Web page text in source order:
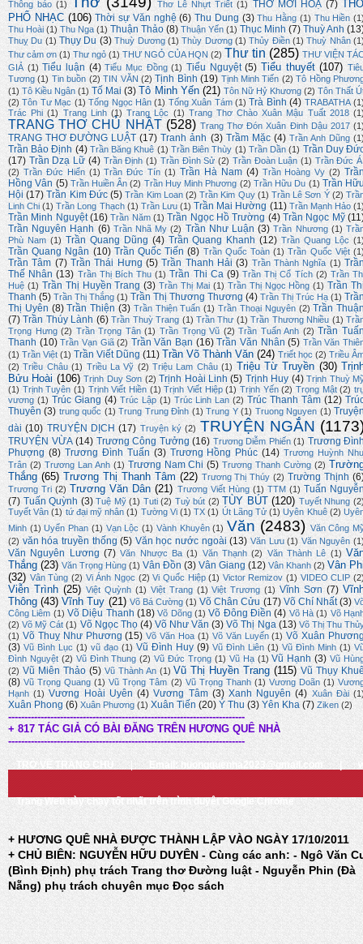
Thông báo (1) Thơ Lê Nhựt Triết (1) THƠ MỜI HOẠ (7)
PHỔ NHẠC (106) Thời sự Văn nghệ (6) Thu Dung (3) Thu Hằng (1) Thu Hiền
Thu Hoài (1) Thu Nga (1) Thuận Thảo (8) Thuận Yến (1) Thục Minh (7) Thuỳ Anh
Thuỵ Du (1) Thụy Du (3) Thuỳ Dương (1) Thùy Dương (1) Thủy Điền (1) Thuỳ Nhân
Thư cảm ơn (1) Thư ngỏ (1) THƯ NGỎ CỦA HQN (2) Thư tin (285) THƯ VIỆN
GIẢ (1) Tiểu luận (4) Tiểu Mục Đồng (1) Tiểu Nguyệt (5) Tiểu thuyết (107)
Tương (1) Tin buồn (2) TIN VĂN (2) Tịnh Bình (19) Tịnh Minh Tiến (2) Tô Hồng
(1) Tô Kiều Ngân (1) Tố Mai (3) Tô Minh Yến (21) Tôn Nữ Hỷ Khương (2) Tôn Thất
(2) Tôn Tư Mạc (1) Tống Ngọc Hân (1) Tống Xuân Tám (1) Trà Bình (4) TRABATHA
Trác Phi (1) Trang Linh (1) Trang Lộc (1) Trang Thơ Chào Xuân Mậu Tuất 2018
TRANG THƠ CHỦ NHẬT (528) Trang Thơ Đón Xuân Đinh Dậu 2017
TRANG THƠ ĐƯỜNG LUẬT (17) Tranh ảnh (3) Trầm Mặc (4) Trần Anh Dũng
Trần Bảo Định (4) Trần Băng Khuê (1) Trần Biên Thùy (1) Trần Dần (1) Trần Duy
(17) Trần Dzạ Lữ (4) Trần Định (1) Trần Đình Sử (2) Trần Đoàn Luận (1) Trần Đức
(2) Trần Đức Hiển (1) Trần Đức Tín (1) Trần Hà Nam (4) Trần Hoàng Vy (2)
Hồng Vân (5) Trần Huiền Ân (2) Trần Huy Minh Phương (2) Trần Hữu Du (1) Trần
Hội (17) Trần Kim Đức (5) Trần Kim Loan (2) Trần Kim Quy (1) Trần Lê Sơn Ý (2)
Linh Chi (1) Trần Long Thạch (1) Trần Lưu (1) Trần Mai Hường (11) Trần Mạnh Hảo
Trần Minh Nguyệt (16) Trần Năm (1) Trần Ngọc Hồ Trường (4) Trần Ngọc Mỹ
Trần Nguyên Hạnh (6) Trần Nhã My (2) Trần Như Luận (3) Trần Nhương (1)
Phù Nam (1) Trần Quang Dũng (4) Trần Quang Khanh (12) Trần Quang Lộc
Trần Quang Ngân (10) Trần Quốc Tiến (8) Trần Quốc Toàn (1) Trần Quốc Việt
Trần Tâm (7) Trần Thái Hưng (5) Trần Thanh Hải (3) Trần Thành Nghĩa (1)
Thế Nhân (13) Trần Thị Bích Thu (1) Trần Thi Ca (9) Trần Thị Cổ Tích (2) Trần
Huệ (1) Trần Thị Huyền Trang (3) Trần Thị Mai (1) Trần Thị Ngọc Hồng (1) Trần
Thanh (5) Trần Thị Thắng (1) Trần Thị Thương Thương (4) Trần Thị Trúc Hạ (1)
Thị Uyên (8) Trần Thiện (3) Trần Thiện Tuấn (1) Trần Thoại Nguyên (2) Trần
(7) Trần Thúy Lành (6) Trần Thuỳ Trang (1) Trần Thư (1) Trần Thương Nhiều (1)
Trọng Hưng (2) Trần Trọng Tân (1) Trần Trọng Vũ (2) Trần Tuấn Anh (2) Trần
Thanh (10) Trần Vạn Giã (2) Trần Văn Bạn (16) Trần Văn Nhân (5) Trần Văn
(1) Trần Việt (1) Trần Viết Dũng (11) Trần Võ Thành Văn (24) Triết học (2) Triều
(2) Triều Châu (1) Triều La Vỹ (2) Triệu Lam Châu (1) Triệu Từ Truyền (30)
Bửu Hoài (106) Trịnh Duy Sơn (2) Trịnh Hoài Linh (5) Trịnh Huy (4) Trịnh Thuỳ
(1) Trịnh Tuyên (1) Trịnh Viết Hiền (1) Trịnh Viết Hiệp (1) Trịnh Yến (2) Trọng Mật (2)
vương (1) Trúc Giang (4) Trúc Lập (1) Trúc Linh Lan (2) Trúc Thanh Tâm (12)
Thuyên (3) trung quốc (1) Trung Trung Đỉnh (1) Trung Y (1) Truong Nguyen (1)
dài (10) TRUYỆN DỊCH (17) Truyện ký (2) TRUYỆN NGẮN
TRUYỆN VỪA (14) Trương Công Tưởng (16) Trương Diễm Phiến (1) Trương
Phượng (8) Trương Đình Tuấn (3) Trương Hồng Phúc (14) Trương Huỳnh
Trân (2) Trương Lan Anh (1) Trương Nam Chi (5) Trương Thanh Cường (2)
Thắng (65) Trương Thị Thanh Tâm (22) Trương Thị Thúy (2) Trường Thịnh
Trương Tri (2) Trương Văn Dân (21) Trương Viết Hùng (1) TTM (1) Tuấn
(7) Tuấn Quỳnh (3) Tuệ Mỹ (1) Tuti (2) Tuỳ bút (2) TÙY BÚT (120) Tuyết Nhung
Tuyết Vân (1) tứ đại mỹ nhân (1) Tường Vi (1) TX (1) Út Lãng Tử (1) Uyên Khuê (2)
Minh (1) Uyển Phan (1) Vạn Lộc (1) Vành Khuyên (1) Văn (2483) Văn Công
(2) văn hóa truyền thống (5) Văn học nước ngoài (13) Văn Lưu (1) Văn Nguyên
Văn Nguyên Lương (7) Văn Nhược Ba (1) Văn Thạnh (2) Văn Thành Lê (1)
Thắng (23) Văn Trọng Hùng (1) Vân Đồn (3) Vân Giang (12) Vân Khanh (2) Vân
(32) Vân Tùng (2) Vi Ánh Ngọc (2) Vi Quốc Hiệp (1) Victor Remizov (1) VIDEO CLIP
Viễn Trình (25) Việt Quỳnh (1) Việt Trang (1) Việt Trương (1) Vĩnh Sơn (7)
Thông (43) Vĩnh Tuy (21) Võ Bá Cường (1) Võ Chân Cửu (17) Võ Chí Nhất (3)
Công Liêm (1) Võ Diệu Thanh (18) Võ Dõng (1) Võ Đông Điền (4) Võ Hà (1) Võ
(2) Võ Mỹ Cát (1) Võ Ngọc Thọ (4) Võ Như Văn (3) Võ Thị Nga (13) Võ Thị Thu
(1) Võ Thuỵ Như Phương (15) Võ Văn Hoa (1) Võ Văn Luyến (1) Võ Xuân
(3) Vũ Bình Lục (1) vũ đạo (1) Vũ Đình Huy (9) Vũ Đình Liên (1) Vũ Đình Minh (1)
Đình Nguyệt (2) Vũ Đình Thung (2) Vũ Đức Trọng (1) Vũ Hạ (1) Vũ Hạnh (3) Vũ
(2) Vũ Miên Thảo (5) Vũ Thành An (1) Vũ Thị Huyền Trang (115) Vũ Thụy
(8) Vũ Trọng Quang (1) Vũ Trọng Tâm (2) Vũ Trọng Thanh (1) Vương Doãn (1)
Hạnh (1) Vương Hoài Uyên (4) Vương Tâm (3) Xanh Nguyên (4) Xuân Đài
Xuân Phong (6) Xuân Phương (1) Xuân Tiến (20) Ý Thu (3) Yên Kha (7) Ziken (2)
-------------------------------------------------------------------------
+ 817 TÁC GIẢ CÓ BÀI ĐĂNG TRÊN HƯƠNG QUÊ NHÀ
-------------------------------------------------------------------------
TRỞ VỀ TRANG CHỦ Email: huongquenha2023@gmail.com
Trang Web này chạy tốt nhất trên trình duyệt Google Chrome
+ HƯƠNG QUÊ NHÀ ĐƯỢC THÀNH LẬP VÀO NGÀY 17/10/2011
+ CHỦ BIÊN: NGUYỄN HỮU DUYÊN - Cùng các anh: - Ngô Văn
(Bình Định) phụ trách Trang thơ Đường luật - Nguyễn Phin (Đà
Nẵng) phụ trách chuyên mục Đọc sách